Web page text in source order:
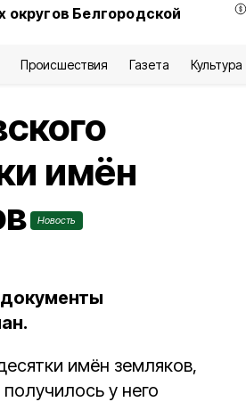
округов Белгородской
Происшествия Газета Культура
имён
Новость
имён земляков,
у него